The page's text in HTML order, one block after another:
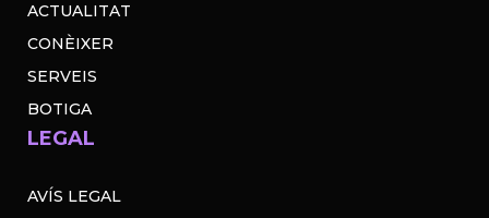
ACTUALITAT
CONÈIXER
SERVEIS
BOTIGA
LEGAL
AVÍS LEGAL